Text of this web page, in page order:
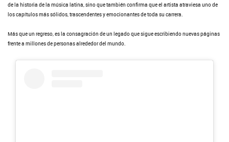
de la historia de la música latina, sino que también confirma que el artista atraviesa uno de
los capítulos más sólidos, trascendentes y emocionantes de toda su carrera.
Más que un regreso, es la consagración de un legado que sigue escribiendo nuevas páginas
frente a millones de personas alrededor del mundo.